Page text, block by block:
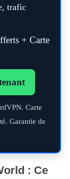
trafic
+ Carte
Carte
Garantie de
: Ce